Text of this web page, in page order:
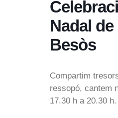
Nadal
Besòs
Compartim
ressopó, cantem
17.30 h a 20.30 h.